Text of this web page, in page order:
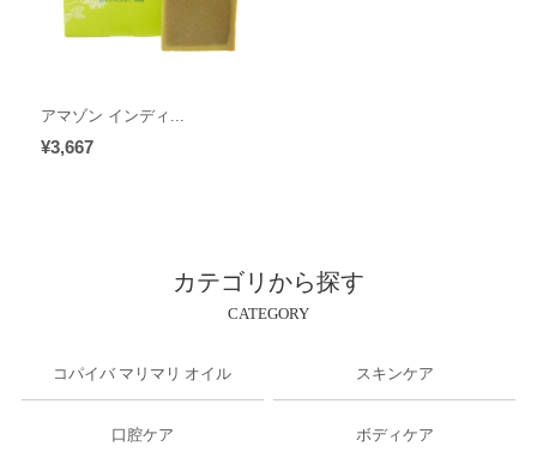
アマゾン インディ...
¥3,667
カテゴリから探す
CATEGORY
コパイバ マリマリ オイル スキンケア
口腔ケア ボディケア